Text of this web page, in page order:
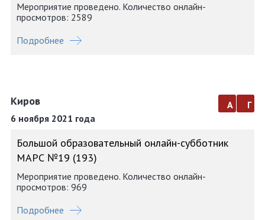
Мероприятие проведено. Количество онлайн-
просмотров: 2589
Подробнее
Киров
6 ноября 2021 года
а г
Большой образовательный онлайн-субботник
МАРС №19 (193)
Мероприятие проведено. Количество онлайн-
просмотров: 969
Подробнее